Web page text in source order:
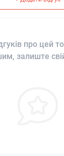
про цей
залиште